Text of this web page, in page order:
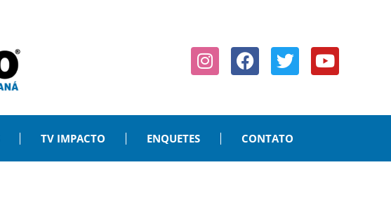
TV IMPACTO ENQUETES CONTATO